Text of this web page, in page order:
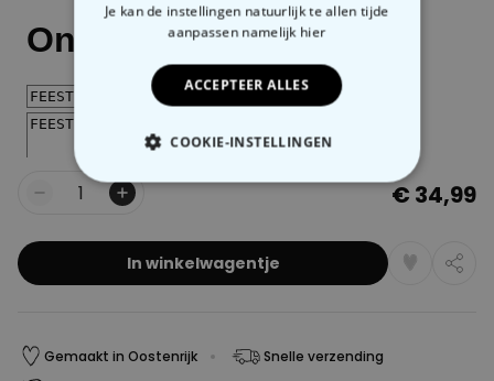
€ 34,99
In winkelwagentje
Gemaakt in Oostenrijk
Snelle verzending
Je kan de instellingen natuurlijk te allen tijde
aanpassen namelijk hier
ACCEPTEER ALLES
COOKIE-INSTELLINGEN
NOODZAKELIJK
PERFORMANCE